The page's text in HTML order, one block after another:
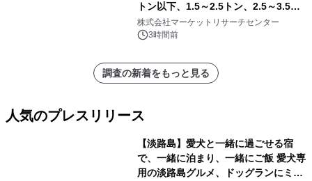
トン以下、1.5～2.5トン、2.5～3.5ト
ン、3.5～5.0トン、その他）・分析レ
ポートを発表
株式会社マーケットリサーチセンター
3時間前
調査の新着をもっと見る
人気のプレスリリース
【淡路島】愛犬と一緒に過ごせる宿
で、一緒に泊まり、一緒にご飯 愛犬専
用の淡路島グルメ、ドッグランにミニ